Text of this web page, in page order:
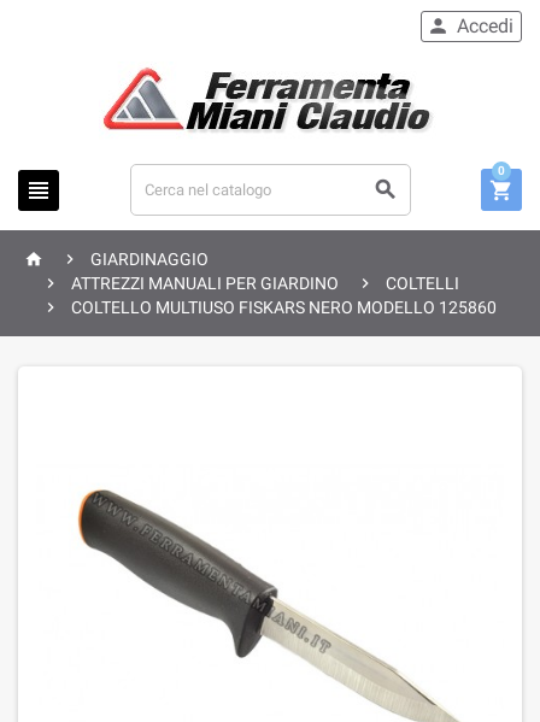
 
 Accedi

0
 
GIARDINAGGIO

ATTREZZI MANUALI PER GIARDINO 
COLTELLI

COLTELLO MULTIUSO FISKARS NERO MODELLO 125860